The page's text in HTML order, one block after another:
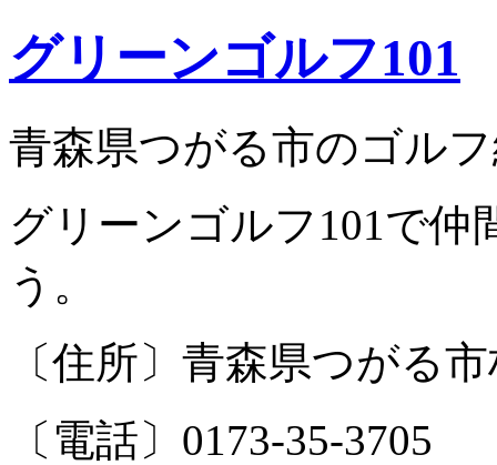
グリーンゴルフ101
青森県つがる市のゴル
グリーンゴルフ101で
う。
〔住所〕青森県つがる
〔電話〕0173-35-3705